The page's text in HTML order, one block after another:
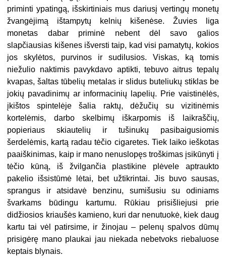
priminti ypatingą, išskirtiniais mus dariusį vertingų monetų
žvangėjimą ištampytų kelnių kišenėse. Žuvies liga
monetas dabar priminė nebent dėl savo galios
slapčiausias kišenes išversti taip, kad visi pamatytų, kokios
jos skylėtos, purvinos ir sudilusios. Viskas, ką tomis
niežulio naktimis pavykdavo aptikti, tebuvo aitrus tepalų
kvapas, šaltas tūbelių metalas ir slidus buteliukų stiklas be
jokių pavadinimų ar informacinių lapelių. Prie vaistinėlės,
įkištos spintelėje šalia raktų, dėžučių su vizitinėmis
kortelėmis, darbo skelbimų iškarpomis iš laikraščių,
popieriaus skiautelių ir tušinukų pasibaigusiomis
šerdelėmis, kartą radau tėčio cigaretes. Tiek laiko ieškotas
paaiškinimas, kaip ir mano nenuslopęs troškimas įsikūnyti į
tėčio kūną, iš žvilgančia plastikine plėvele aptraukto
pakelio išsistūmė lėtai, bet užtikrintai. Jis buvo sausas,
sprangus ir atsidavė benzinu, sumišusiu su odiniams
švarkams būdingu kartumu. Rūkiau prisišliejusi prie
didžiosios kriaušės kamieno, kuri dar nenutuokė, kiek daug
kartu tai vėl patirsime, ir žinojau – pelenų spalvos dūmų
prisigėrę mano plaukai jau niekada nebetvoks riebaluose
keptais blynais.